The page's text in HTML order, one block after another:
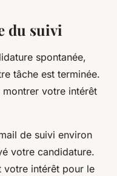
du suivi
spontanée,
tâche est terminée.
votre intérêt
de suivi environ
votre candidature.
votre intérêt pour le